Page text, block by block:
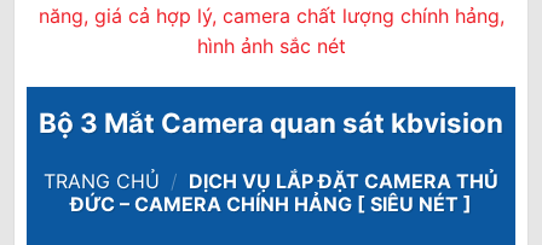
năng, giá cả hợp lý, camera chất lượng chính hảng,
hình ảnh sắc nét
Bộ 3 Mắt Camera quan sát kbvision
TRANG CHỦ / DỊCH VỤ LẮP ĐẶT CAMERA THỦ
ĐỨC – CAMERA CHÍNH HẢNG [ SIÊU NÉT ]